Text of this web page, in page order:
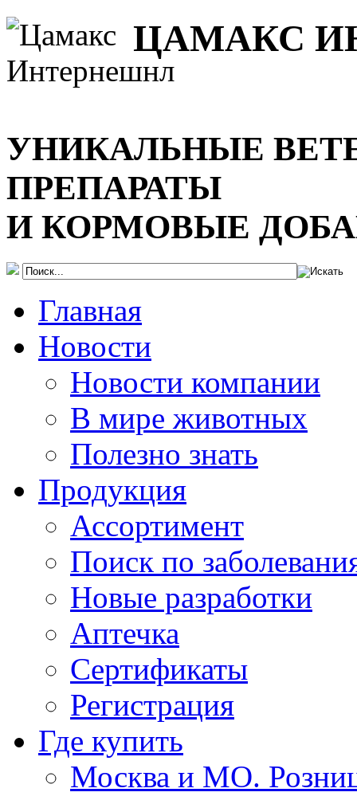
ЦАМАКС
УНИКАЛЬНЫЕ
ПРЕПАРАТЫ
И КОРМОВЫЕ
Главная
Новости
Новости компании
В мире животных
Полезно знать
Продукция
Ассортимент
Поиск по
Новые разработки
Аптечка
Сертификаты
Регистрация
Где купить
Москва и МО.